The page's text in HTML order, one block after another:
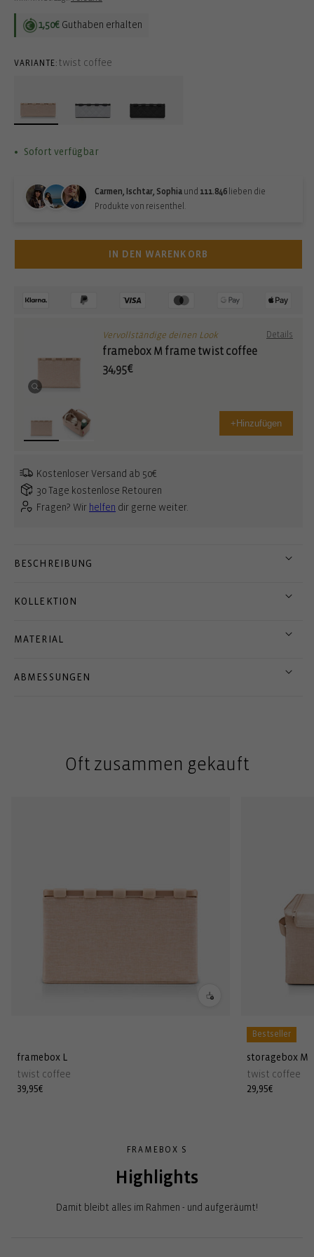
1,50€ Guthaben erhalten
VARIANTE: twist coffee
Sofort verfügbar
Carmen, Ischtar, Sophia und 111.846 lieben die
Produkte von reisenthel.
IN DEN WARENKORB
Vervollständige deinen Look Details
framebox M frame twist coffee
34,95€
+ Hinzufügen
Kostenloser Versand ab 50€
30 Tage kostenlose Retouren
Fragen? Wir helfen dir gerne weiter.
BESCHREIBUNG
KOLLEKTION
MATERIAL
ABMESSUNGEN
Oft zusammen gekauft
framebox L
twist coffee
Normaler
39,95€
Bestseller
storagebox M
twist coffee
Normaler
29,95€
FRAMEBOX S
Highlights
Damit bleibt alles im Rahmen - und aufgeräumt!